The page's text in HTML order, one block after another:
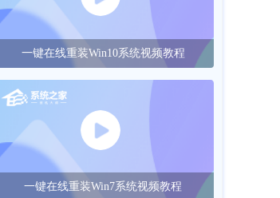
一键在线重装Win10系统视频教程
一键在线重装Win7系统视频教程